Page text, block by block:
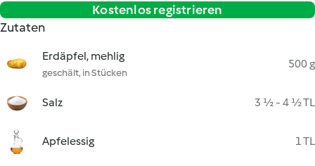
Kostenlos registrieren
Zutaten
Erdäpfel, mehlig
geschält, in Stücken
500 g
Salz 3 ½ - 4 ½ TL
Apfelessig 1 TL